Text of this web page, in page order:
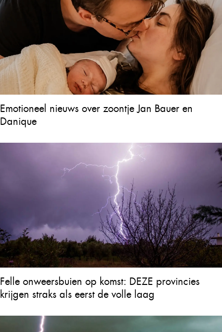
Emotioneel nieuws over zoontje Jan Bauer en
Danique
Felle onweersbuien op komst: DEZE provincies
krijgen straks als eerst de volle laag